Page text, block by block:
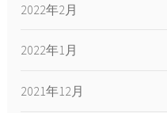
2022年2月
2022年1月
2021年12月